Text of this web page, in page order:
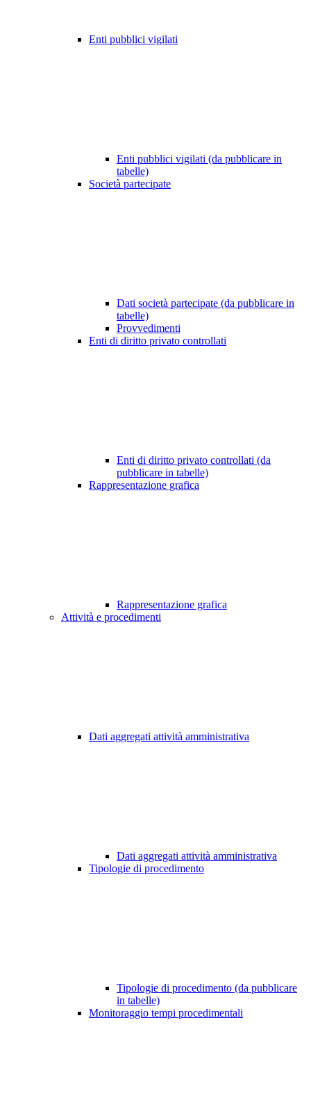
Enti pubblici vigilati
Enti pubblici vigilati (da pubblicare in
tabelle)
Società partecipate
Dati società partecipate (da pubblicare in
tabelle)
Provvedimenti
Enti di diritto privato controllati
Enti di diritto privato controllati (da
pubblicare in tabelle)
Rappresentazione grafica
Rappresentazione grafica
Attività e procedimenti
Dati aggregati attività amministrativa
Dati aggregati attività amministrativa
Tipologie di procedimento
Tipologie di procedimento (da pubblicare
in tabelle)
Monitoraggio tempi procedimentali